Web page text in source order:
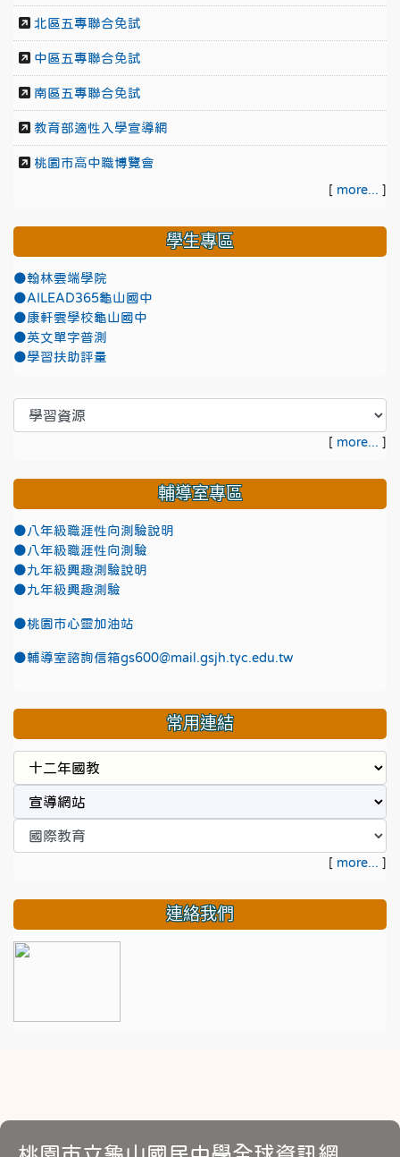
北區五專聯合免試
中區五專聯合免試
南區五專聯合免試
教育部適性入學宣導網
桃園市高中職博覽會
[ more... ]
學生專區
●翰林雲端學院
●AILEAD365龜山國中
●康軒雲學校龜山國中
●英文單字普測
●學習扶助評量
[ more... ]
輔導室專區
●八年級職涯性向測驗說明
●八年級職涯性向測驗
●九年級興趣測驗說明
●九年級興趣測驗
●桃園市心靈加油站
●輔導室諮詢信箱gs600@mail.gsjh.tyc.edu.tw
常用連結
[ more... ]
連絡我們